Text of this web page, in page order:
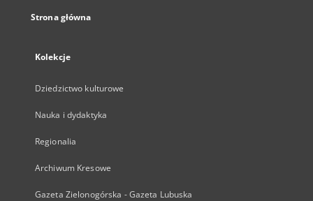
Strona główna
Kolekcje
Dziedzictwo kulturowe
Nauka i dydaktyka
Regionalia
Archiwum Kresowe
Gazeta Zielonogórska - Gazeta Lubuska